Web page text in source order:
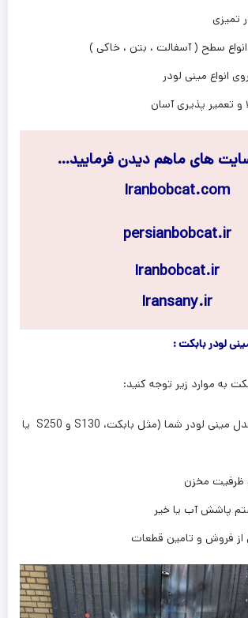
تمیزی
سطح ( آسفالت ، بتن ، خاکی )
انواع مینی لودر
و تعمیر پذیری آسان
های ماهم دیدن فرمایید…
Iranbobcat.com
persianbobcat.ir
Iranbobcat.ir
Iransany.ir
لودر بابکت :
به موارد زیر توجه کنید:
سازگاری با مدل مینی لودر شما (مثل بابکت، S130 و S250 یا
ظرفیت مخزن
پاشش آب یا خیر
فروش و تامین قطعات